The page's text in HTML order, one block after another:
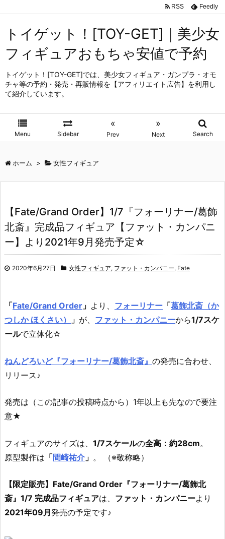
トイゲット！[TOY-GET]｜美少女
フィギュアおもちゃ安値で予約
トイゲット！[TOY-GET]では、美少女フィギュア・ガンプラ・オモ
チャ等の予約・発売・再販情報を【アフィリエイト広告】を利用し
て紹介しています。
Menu Sidebar
«
Prev
»
Next Search
RSS Feedly
ホーム > 女性フィギュア
【Fate/Grand Order】1/7『フォーリナー/葛飾
北斎』完成品フィギュア【ファット・カンパニ
ー】より2021年9月発売予定☆
2020年6月27日 女性フィギュア, ファット・カンパニー, Fate
「Fate/Grand Order 」 より、 フォーリナー 「葛飾北斎（か
つしか ほくさい）
」 が、 ファット・カンパニーから1/7スケ
ールで立体化☆
ねんどろいど『フォーリナー/葛飾北斎』 の発売に合わせ、
リリース♪
発売は（この記事の投稿時点から）1年以上も先なので要注
意★
フィギュアのサイズは、 1/7スケールの全高：約28cm。
原型製作は 「間崎祐介 」 。 （※敬称略）
【限定販売】Fate/Grand Order『フォーリナー/葛飾北
斎』1/7 完成品フィギュアは、 ファット・カンパニーより
2021年09月 発売の予定です♪